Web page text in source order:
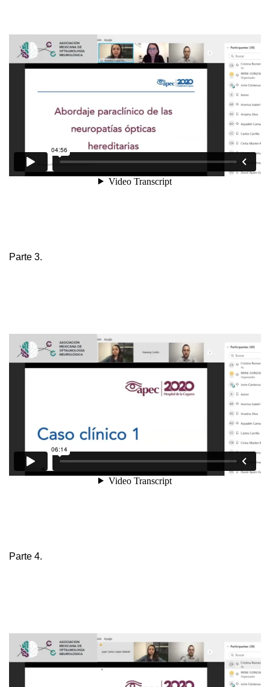
Parte 3.
Parte 4.